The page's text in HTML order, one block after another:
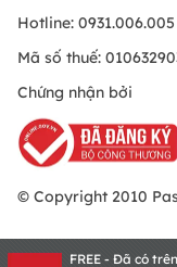
Hotline:
Mã số thuế:
Chứng nhận bởi
© Copyright 2010
FREE - Đã có